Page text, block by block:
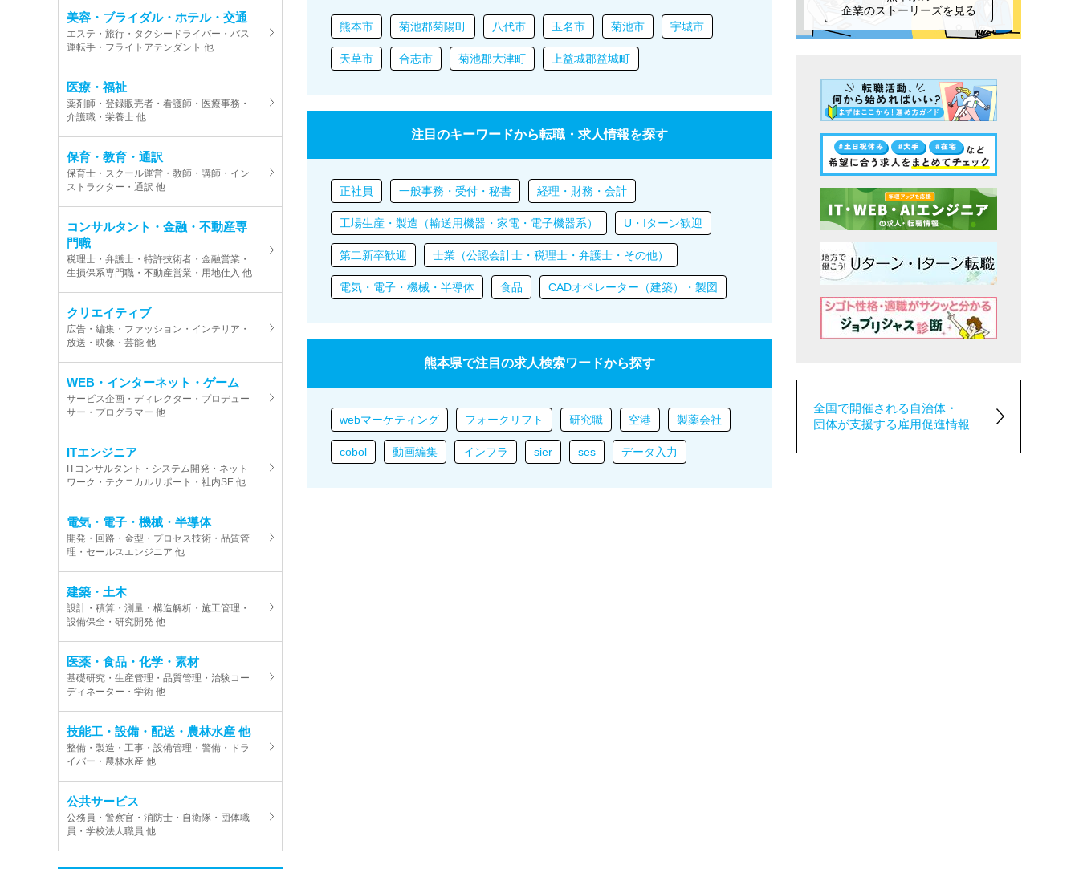
美容・ブライダル・ホテル・交通
エステ・旅行・タクシードライバー・バス
運転手・フライトアテンダント 他
医療・福祉
薬剤師・登録販売者・看護師・医療事務・
介護職・栄養士 他
保育・教育・通訳
保育士・スクール運営・教師・講師・イン
ストラクター・通訳 他
コンサルタント・金融・不動産専
門職
税理士・弁護士・特許技術者・金融営業・
生損保系専門職・不動産営業・用地仕入 他
クリエイティブ
広告・編集・ファッション・インテリア・
放送・映像・芸能 他
WEB・インターネット・ゲーム
サービス企画・ディレクター・プロデュー
サー・プログラマー 他
ITエンジニア
ITコンサルタント・システム開発・ネット
ワーク・テクニカルサポート・社内SE 他
電気・電子・機械・半導体
開発・回路・金型・プロセス技術・品質管
理・セールスエンジニア 他
建築・土木
設計・積算・測量・構造解析・施工管理・
設備保全・研究開発 他
医薬・食品・化学・素材
基礎研究・生産管理・品質管理・治験コー
ディネーター・学術 他
技能工・設備・配送・農林水産 他
整備・製造・工事・設備管理・警備・ドラ
イバー・農林水産 他
公共サービス
公務員・警察官・消防士・自衛隊・団体職
員・学校法人職員 他
熊本市 菊池郡菊陽町 八代市 玉名市 菊池市 宇城市
天草市 合志市 菊池郡大津町 上益城郡益城町
注目のキーワードから転職・求人情報を探す
正社員 一般事務・受付・秘書 経理・財務・会計
工場生産・製造（輸送用機器・家電・電子機器系） U・Iターン歓迎
第二新卒歓迎 士業（公認会計士・税理士・弁護士・その他）
電気・電子・機械・半導体 食品 CADオペレーター（建築）・製図
熊本県で注目の求人検索ワードから探す
webマーケティング フォークリフト 研究職 空港 製薬会社
cobol 動画編集 インフラ sier ses データ入力
企業のストーリーズを見る
全国で開催される自治体・
団体が支援する雇用促進情報